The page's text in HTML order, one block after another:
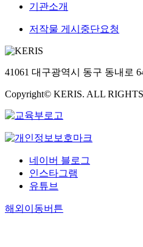
기관소개
저작물 게시중단요청
41061 대구광역시 동구 동내로
Copyright© KERIS. ALL
네이버 블로그
인스타그램
유튜브
해외이동버튼